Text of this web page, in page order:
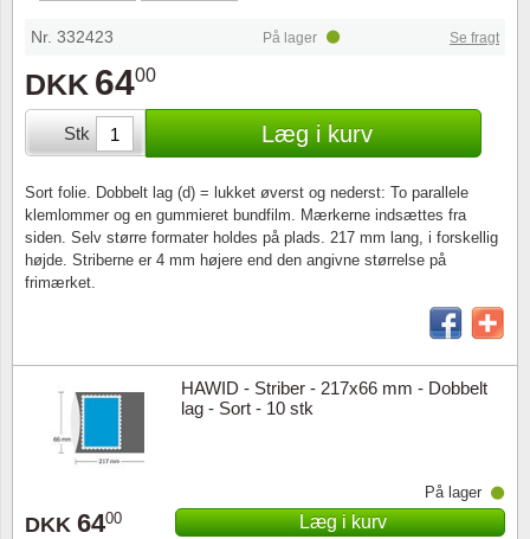
Nr. 332423
DKK 6400
Se fragt
På lager
Stk Læg i kurv
Sort folie. Dobbelt lag (d) = lukket øverst og nederst: To parallele
klemlommer og en gummieret bundfilm. Mærkerne indsættes fra
siden. Selv større formater holdes på plads. 217 mm lang, i forskellig
højde. Striberne er 4 mm højere end den angivne størrelse på
frimærket.
HAWID - Striber - 217x66 mm - Dobbelt
lag - Sort - 10 stk
DKK 6400
På lager
Læg i kurv
Frimærkehæfter
Souvenirmapper
Juleophæng
Andre samleobjekter
Pincetter
Tilbehør - andet